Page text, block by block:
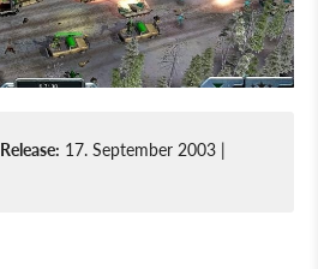
Release: 17. September 2003 |